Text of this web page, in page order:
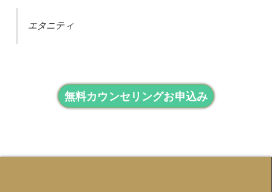
エタニティ
無料カウンセリングお申込み